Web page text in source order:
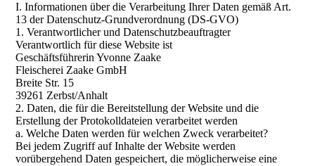
I. Informationen über die Verarbeitung Ihrer Daten gemäß Art.
13 der Datenschutz-Grundverordnung (DS-GVO)
1. Verantwortlicher und Datenschutzbeauftragter
Verantwortlich für diese Website ist
Geschäftsführerin Yvonne Zaake
Fleischerei Zaake GmbH
Breite Str. 15
39261 Zerbst/Anhalt
2. Daten, die für die Bereitstellung der Website und die
Erstellung der Protokolldateien verarbeitet werden
a. Welche Daten werden für welchen Zweck verarbeitet?
Bei jedem Zugriff auf Inhalte der Website werden
vorübergehend Daten gespeichert, die möglicherweise eine